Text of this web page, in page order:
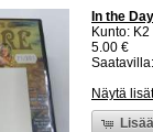
In the
Kunto:
5.00 €
Näytä